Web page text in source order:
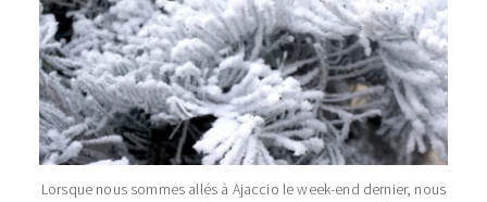
Lorsque nous sommes allés à Ajaccio le week-end dernier, nous